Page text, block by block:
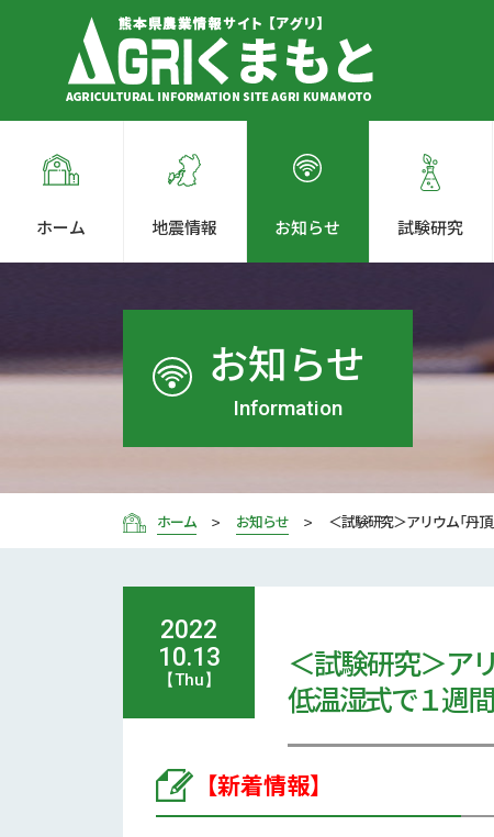
ホーム 地震情報 お知らせ 試験研究
お知らせ
Information
ホーム お知らせ ＜試験研究＞アリウム「丹
2022
10.13
【Thu】
＜試験研究＞ア
低温湿式で１週
【新着情報】